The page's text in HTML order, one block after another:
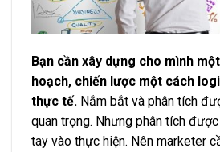
Bạn cần xây dựng cho mình
hoạch, chiến lược một cách
thực tế. Nắm bắt và phân tích
quan trọng. Nhưng phân tích
tay vào thực hiện. Nên marketer